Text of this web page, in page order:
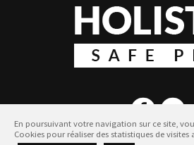
En poursuivant votre navigation sur ce site,
Cookies pour réaliser des statistiques de visites